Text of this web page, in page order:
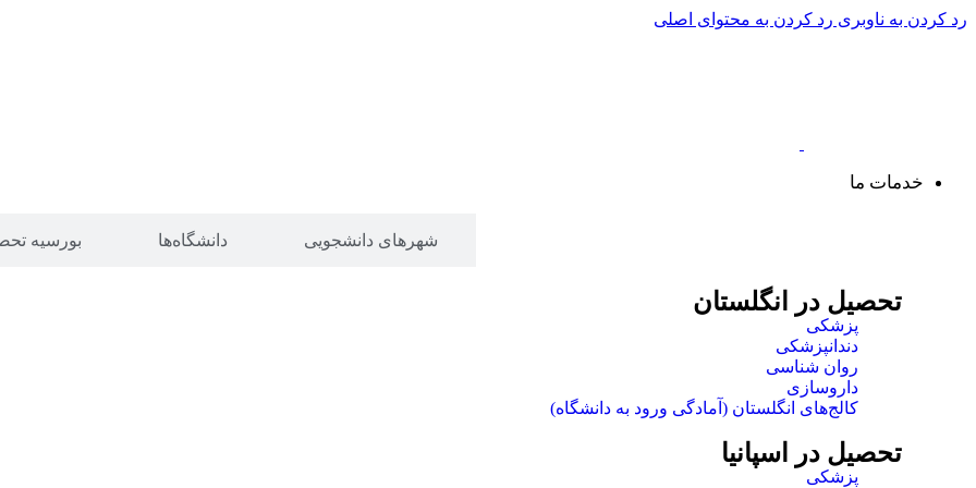
رد کردن به ناوبری رد کردن به محتوای اصلی
خدمات ما
شهرهای دانشجویی دانشگاه‌ها بورسیه
تحصیل در انگلستان
پزشکی
دندانپزشکی
روان شناسی
داروسازی
کالج‌های انگلستان (آمادگی ورود به دانشگاه)
تحصیل در اسپانیا
پزشکی